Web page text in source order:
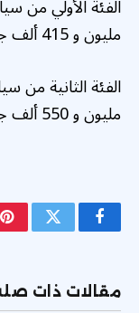
مليون و 415 ألف جنيه .
مليون و 550 ألف جنيه .
فيسبوكتويتر
مقالات ذات